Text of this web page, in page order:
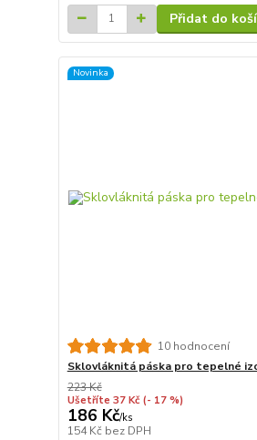
Přidat do
Novinka
10 hodnocení
Sklovláknitá páska pro tepelné
223 Kč
Ušetříte 37 Kč (- 17 %)
186 Kč/ks
154 Kč bez DPH